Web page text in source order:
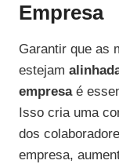
Empresa
Garantir que as
estejam
empresaé
Isso cria uma
dos
empresa,